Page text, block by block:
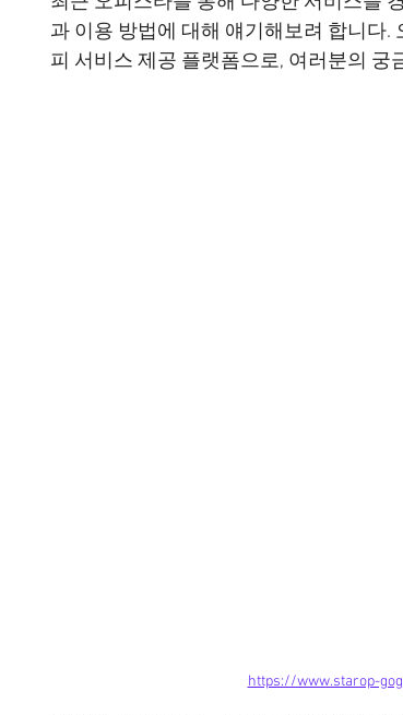
과 이용 방법에 대해 얘기해보려 합니다
https://www.starop-